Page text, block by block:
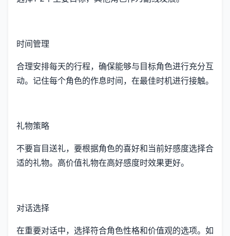
时间管理
合理安排每天的行程，确保能够与目标角色进行充分互
动。记住每个角色的作息时间，在最佳时机进行接触。
礼物策略
不要盲目送礼，要根据角色的喜好和当前好感度选择合
适的礼物。高价值礼物在高好感度时效果更好。
对话选择
在重要对话中，选择符合角色性格和价值观的选项。如